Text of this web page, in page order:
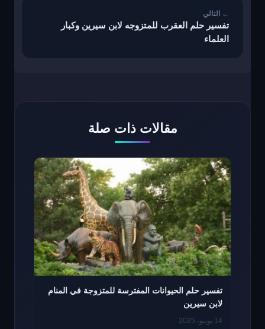
تفسير حلم العقرب للمتزوجه لابن سيرين وكبار
العلماء
مقالات ذات صلة
تفسير حلم الحيوانات المفترسة للمتزوجة في المنام
لابن سيرين
14 يونيو، 2025